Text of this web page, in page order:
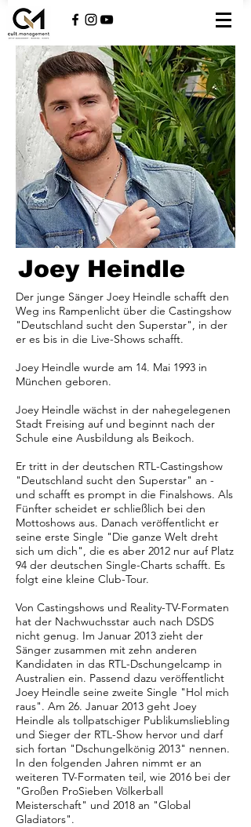
Joey Heindle
Der junge Sänger Joey Heindle schafft den
Weg ins Rampenlicht über die Castingshow
"Deutschland sucht den Superstar", in der
er es bis in die Live-Shows schafft.
Joey Heindle wurde am 14. Mai 1993 in
München geboren.
Joey Heindle wächst in der nahegelegenen
Stadt Freising auf und beginnt nach der
Schule eine Ausbildung als Beikoch.
Er tritt in der deutschen RTL-Castingshow
"Deutschland sucht den Superstar" an -
und schafft es prompt in die Finalshows. Als
Fünfter scheidet er schließlich bei den
Mottoshows aus. Danach veröffentlicht er
seine erste Single "Die ganze Welt dreht
sich um dich", die es aber 2012 nur auf Platz
94 der deutschen Single-Charts schafft. Es
folgt eine kleine Club-Tour.
Von Castingshows und Reality-TV-Formaten
hat der Nachwuchsstar auch nach DSDS
nicht genug. Im Januar 2013 zieht der
Sänger zusammen mit zehn anderen
Kandidaten in das RTL-Dschungelcamp in
Australien ein. Passend dazu veröffentlicht
Joey Heindle seine zweite Single "Hol mich
raus". Am 26. Januar 2013 geht Joey
Heindle als tollpatschiger Publikumsliebling
und Sieger der RTL-Show hervor und darf
sich fortan "Dschungelkönig 2013" nennen.
In den folgenden Jahren nimmt er an
weiteren TV-Formaten teil, wie 2016 bei der
"Großen ProSieben Völkerball
Meisterschaft" und 2018 an "Global
Gladiators".